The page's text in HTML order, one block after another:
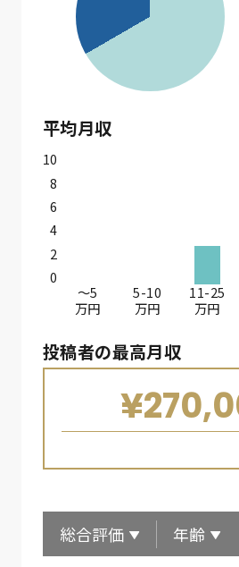
平均月収
10
8
6
4
2
0
〜5
万円
5-10
万円
11-25
万円
投稿者の最高月収
総合評価 年齢